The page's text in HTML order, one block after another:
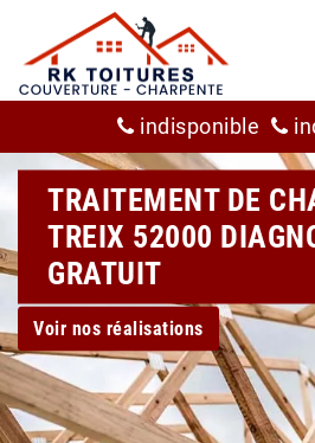
indisponible
TRAITEMENT DE
TREIX 52000
GRATUIT
Voir nos réalisations